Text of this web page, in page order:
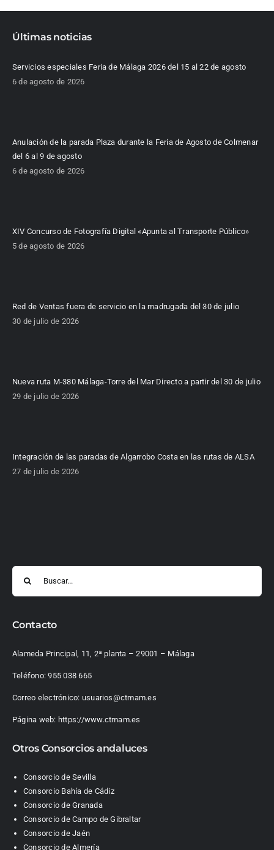
Últimas noticias
Servicios especiales Feria de Málaga 2026 del 15 al 22 de agosto
6 de agosto de 2026
Anulación de la parada Plaza durante la Feria de Agosto de Colmenar
del 6 al 9 de agosto
6 de agosto de 2026
XIV Concurso de Fotografía Digital «Apunta al Transporte Público»
5 de agosto de 2026
Red de Ventas fuera de servicio en la madrugada del 30 de julio
30 de julio de 2026
Nueva ruta M-380 Málaga-Torre del Mar Directo a partir del 30 de julio
29 de julio de 2026
Integración de las paradas de Algarrobo Costa en las rutas de ALSA
27 de julio de 2026
Buscar:
Contacto
Alameda Principal, 11, 2ª planta – 29001 – Málaga
Teléfono:955 038 665
Correo electrónico: usuarios@ctmam.es
Página web: https://www.ctmam.es
Otros Consorcios andaluces
Consorcio de Sevilla
Consorcio Bahía de Cádiz
Consorcio de Granada
Consorcio de Campo de Gibraltar
Consorcio de Jaén
Consorcio de Almería